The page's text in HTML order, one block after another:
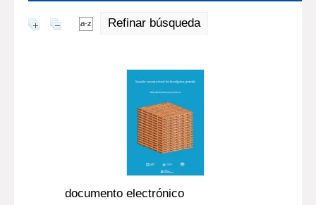
Refinar búsqueda
documento electrónico